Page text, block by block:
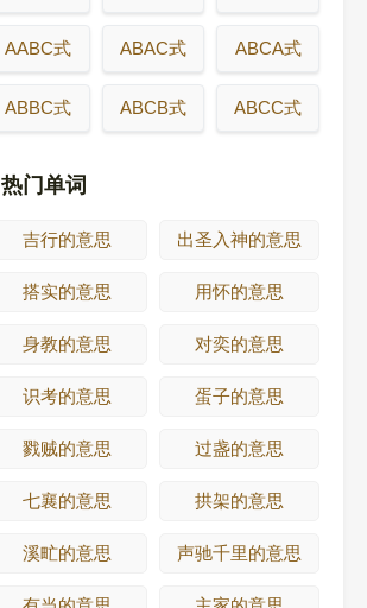
AABC式 ABAC式 ABCA式
ABBC式 ABCB式 ABCC式
热门单词
吉行的意思 出圣入神的意思
搭实的意思 用怀的意思
身教的意思 对奕的意思
识考的意思 蛋子的意思
戮贼的意思 过盏的意思
七襄的意思 拱架的意思
溪甿的意思 声驰千里的意思